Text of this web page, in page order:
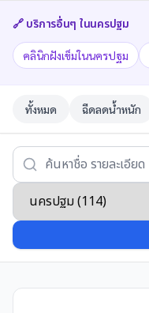
🔗 บริการอื่นๆ ในนครปฐม
คลินิกฝังเข็มในนครปฐม
ทั้งหมด ฉีดลดน้ำหนัก